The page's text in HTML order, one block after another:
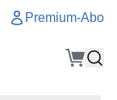
Premium-Abo